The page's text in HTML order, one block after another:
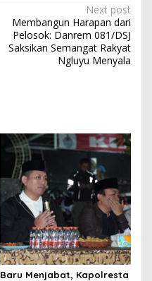
Next post
Membangun Harapan dari
Pelosok: Danrem 081/DSJ
Saksikan Semangat Rakyat
Ngluyu Menyala
Baru Menjabat, Kapolresta